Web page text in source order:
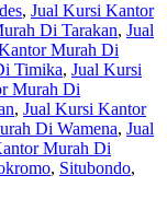
, Jual Kursi Kantor
Di Tarakan, Jual
Murah Di
Timika, Jual Kursi
Murah Di
, Jual Kursi Kantor
Di Wamena, Jual
Murah Di
, Situbondo,